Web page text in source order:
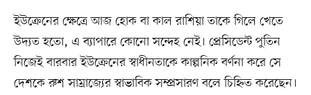
ইউক্রেনের ক্ষেত্রে আজ হোক বা কাল রাশিয়া তাকে গিলে খেতে
উদ্যত হতো, এ ব্যাপারে কোনো সন্দেহ নেই। প্রেসিডেন্ট পুতিন
নিজেই বারবার ইউক্রেনের স্বাধীনতাকে কাল্পনিক বর্ণনা করে সে
দেশকে রুশ সাম্রাজ্যের স্বাভাবিক সম্প্রসারণ বলে চিহ্নিত করেছেন।